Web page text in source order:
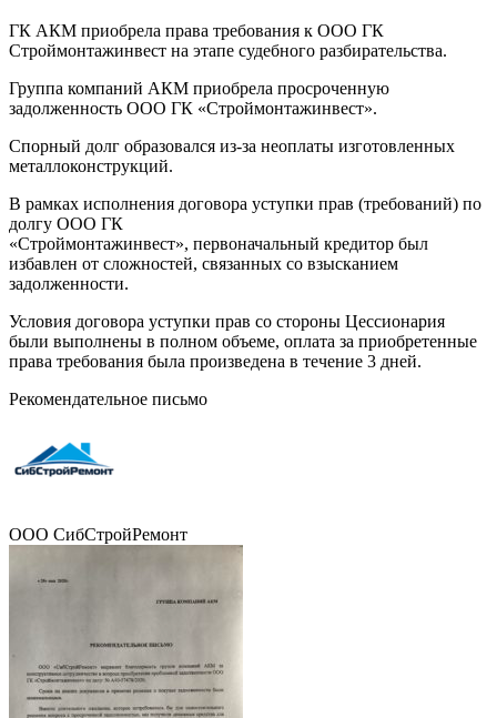
ГК АКМ приобрела права требования к ООО ГК
Строймонтажинвест на этапе судебного разбирательства.
Группа компаний АКМ приобрела просроченную
задолженность ООО ГК «Строймонтажинвест».
Спорный долг образовался из-за неоплаты изготовленных
металлоконструкций.
В рамках исполнения договора уступки прав (требований) по
долгу ООО ГК
«Строймонтажинвест», первоначальный кредитор был
избавлен от сложностей, связанных со взысканием
задолженности.
Условия договора уступки прав со стороны Цессионария
были выполнены в полном объеме, оплата за приобретенные
права требования была произведена в течение 3 дней.
Рекомендательное письмо
ООО СибСтройРемонт